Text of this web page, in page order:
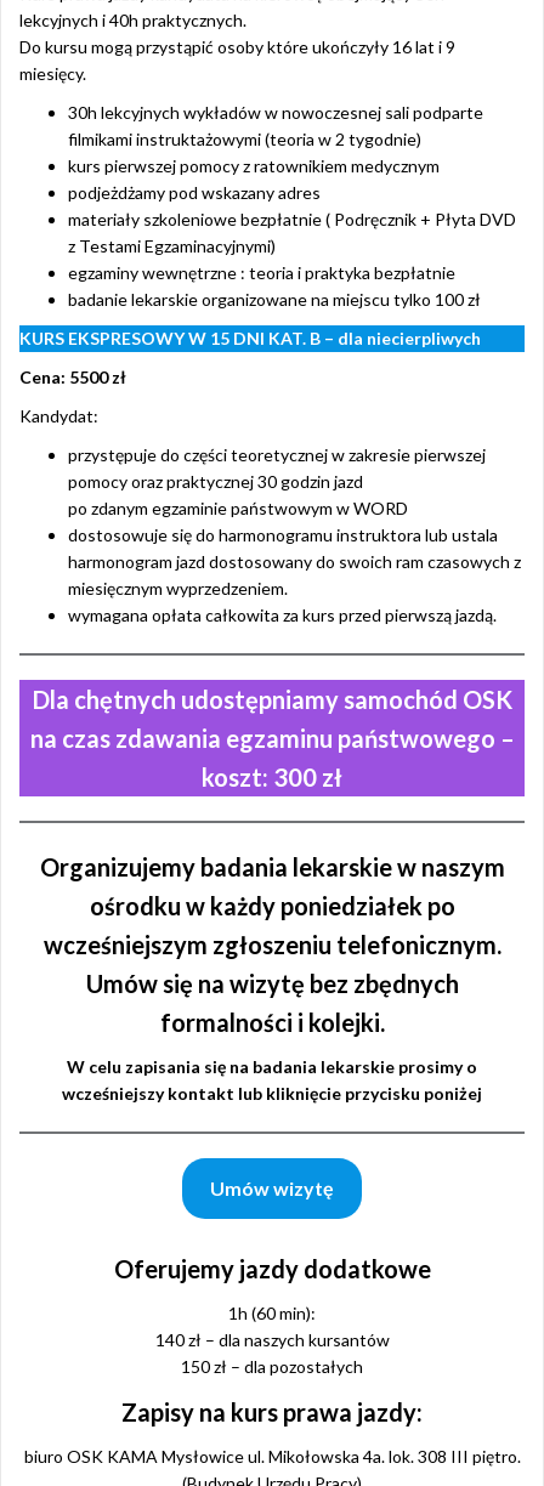
lekcyjnych i 40h praktycznych.
Do kursu mogą przystąpić osoby które ukończyły 16 lat i 9
miesięcy.
30h lekcyjnych wykładów w nowoczesnej sali podparte
filmikami instruktażowymi (teoria w 2 tygodnie)
kurs pierwszej pomocy z ratownikiem medycznym
podjeżdżamy pod wskazany adres
materiały szkoleniowe bezpłatnie ( Podręcznik + Płyta DVD
z Testami Egzaminacyjnymi)
egzaminy wewnętrzne : teoria i praktyka bezpłatnie
badanie lekarskie organizowane na miejscu tylko 100 zł
KURS EKSPRESOWY W 15 DNI KAT. B – dla niecierpliwych
Cena: 5500 zł
Kandydat:
przystępuje do części teoretycznej w zakresie pierwszej
pomocy oraz praktycznej 30 godzin jazd
po zdanym egzaminie państwowym w WORD
dostosowuje się do harmonogramu instruktora lub ustala
harmonogram jazd dostosowany do swoich ram czasowych z
miesięcznym wyprzedzeniem.
wymagana opłata całkowita za kurs przed pierwszą jazdą.
Dla chętnych udostępniamy samochód OSK
na czas zdawania egzaminu państwowego –
koszt: 300 zł
Organizujemy badania lekarskie w naszym
ośrodku w każdy poniedziałek po
wcześniejszym zgłoszeniu telefonicznym.
Umów się na wizytę bez zbędnych
formalności i kolejki.
W celu zapisania się na badania lekarskie prosimy o
wcześniejszy kontakt lub kliknięcie przycisku poniżej
Umów wizytę
Oferujemy jazdy dodatkowe
1h (60 min):
140 zł – dla naszych kursantów
150 zł – dla pozostałych
Zapisy na kurs prawa jazdy:
biuro OSK KAMA Mysłowice ul. Mikołowska 4a. lok. 308 III piętro.